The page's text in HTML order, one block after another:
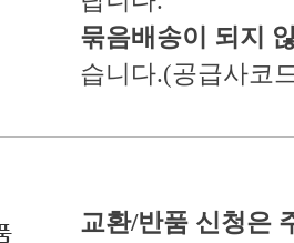
묶음배송이 되지
습니다.(공급사코
교환/반품 신청은